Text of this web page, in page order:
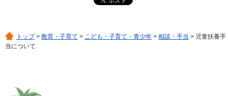
トップ> 教育・子育て > こども・子育て・青少年 > 相談・手当 > 児童扶養手
当について